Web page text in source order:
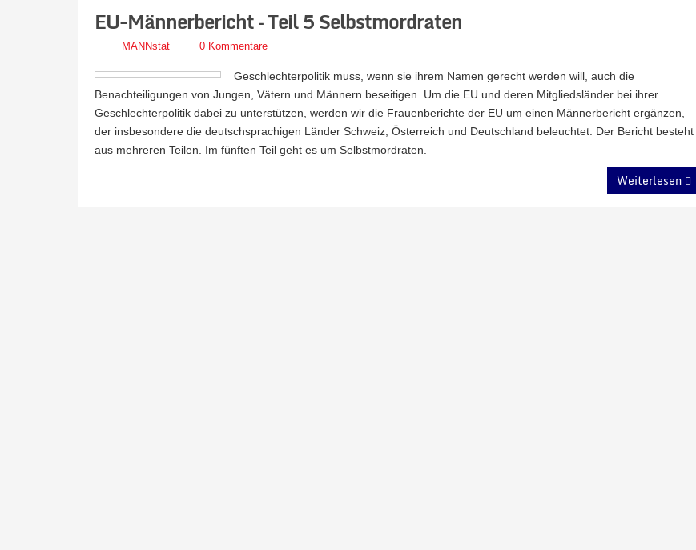
EU-Männerbericht – Teil 5 Selbstmordraten
MANNstat 0 Kommentare
Geschlechterpolitik muss, wenn sie ihrem Namen gerecht werden will, auch die
Benachteiligungen von Jungen, Vätern und Männern beseitigen. Um die EU und deren Mitgliedsländer bei ihrer
Geschlechterpolitik dabei zu unterstützen, werden wir die Frauenberichte der EU um einen Männerbericht ergänzen,
der insbesondere die deutschsprachigen Länder Schweiz, Österreich und Deutschland beleuchtet. Der Bericht besteht
aus mehreren Teilen. Im fünften Teil geht es um Selbstmordraten.
Weiterlesen